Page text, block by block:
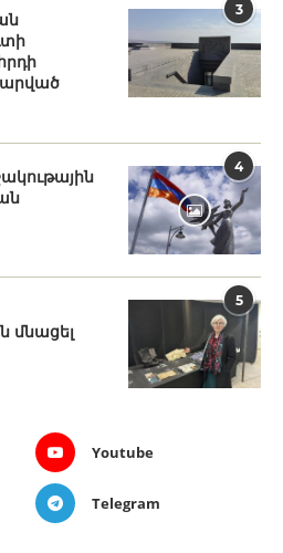
3
4
5
մնացել
Youtube
Telegram